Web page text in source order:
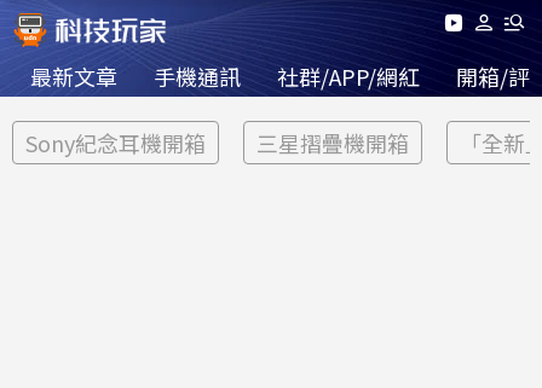
最新文章 手機通訊 社群/APP/網紅 開箱/評
Sony紀念耳機開箱 三星摺疊機開箱 「全新